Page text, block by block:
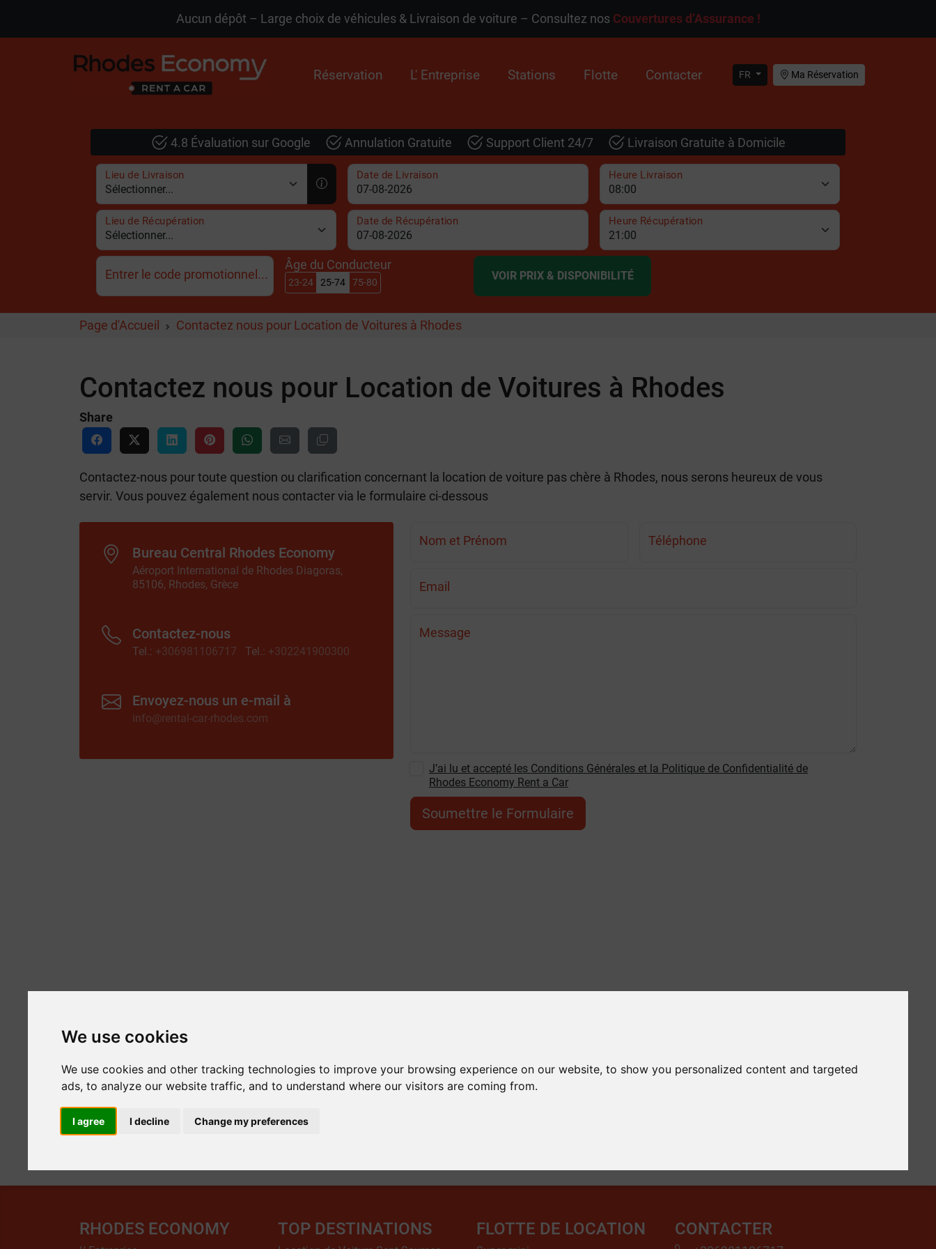
Aucun dépôt – Large choix de véhicules & Livraison de voiture – Consultez nos Couvertures d’Assurance !
Réservation L' Entreprise Stations Flotte Contacter FR Ma Réservation
4.8 Évaluation sur Google Annulation Gratuite Support Client 24/7 Livraison Gratuite à Domicile
Lieu de Livraison Date de Livraison Heure Livraison
Lieu de Récupération Date de Récupération Heure Récupération
Entrer le code promotionnel...
Âge du Conducteur
23-24 25-74 75-80
VOIR PRIX & DISPONIBILITÉ
Page d'Accueil Contactez nous pour Location de Voitures à Rhodes
Contactez nous pour Location de Voitures à Rhodes
Share
Contactez-nous pour toute question ou clarification concernant la location de voiture pas chère à Rhodes, nous serons heureux de vous
servir. Vous pouvez également nous contacter via le formulaire ci-dessous
Bureau Central Rhodes Economy
Aéroport International de Rhodes Diagoras,
85106, Rhodes, Grèce
Contactez-nous
Tel.: +306981106717 Tel.: +302241900300
Envoyez-nous un e-mail à
info@rental-car-rhodes.com
Nom et Prénom Téléphone
Email
Message
J’ai lu et accepté les Conditions Générales et la Politique de Confidentialité de
Rhodes Economy Rent a Car
Soumettre le Formulaire
RHODES ECONOMY TOP DESTINATIONS FLOTTE DE LOCATION CONTACTER
We use cookies
We use cookies and other tracking technologies to improve your browsing experience on our website, to show you personalized content and targeted
ads, to analyze our website traffic, and to understand where our visitors are coming from.
I agree I decline Change my preferences